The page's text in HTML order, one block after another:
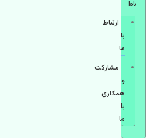
با ما
ارتباط
با
ما
مشاركت
و
همكاری
با
ما